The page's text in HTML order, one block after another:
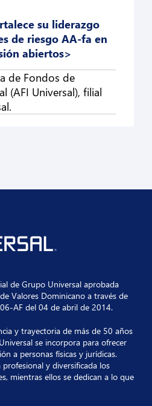
su liderazgo
de riesgo AA-fa en
abiertos>
de Fondos de
(AFI Universal), filial
de Grupo Universal aprobada
Valores Dominicano a través de
AF del 04 de abril de 2014.
y trayectoria de más de 50 años
se incorpora para ofrecer
a personas físicas y jurídicas.
y diversificada los
mientras ellos se dedican a lo que